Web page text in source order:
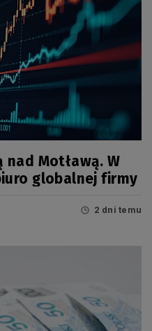
Motławą. W
globalnej firmy
2 dni temu